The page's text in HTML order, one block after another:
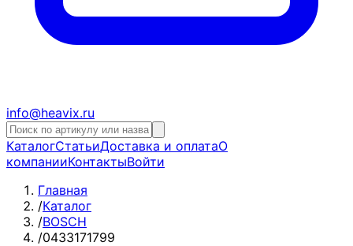
info@heavix.ru
КаталогСтатьиДоставка и оплатаО
компанииКонтактыВойти
Главная
/Каталог
/BOSCH
/0433171799